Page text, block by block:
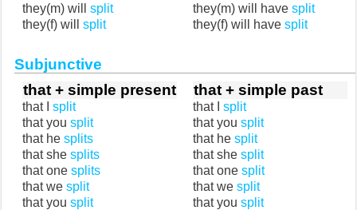
they(m) will split
they(f) will split
they(m) will have split
they(f) will have split
Subjunctive
that + simple present
that I split
that you split
that he splits
that she splits
that one splits
that we split
that you split
that + simple past
that I split
that you split
that he split
that she split
that one split
that we split
that you split